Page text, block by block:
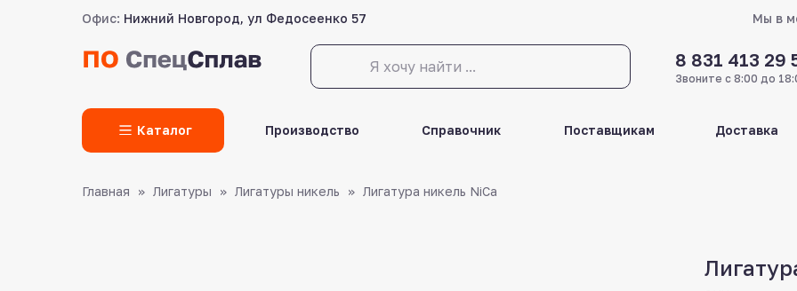
Офис: Нижний Новгород, ул Федосеенко 57 Мы в
Звоните с 8:00 до
LET'S GO! Производство Справочник Поставщикам Доставка
8 831 413 29
Каталог
Главная Лигатуры Лигатуры никель Лигатура никель NiCa